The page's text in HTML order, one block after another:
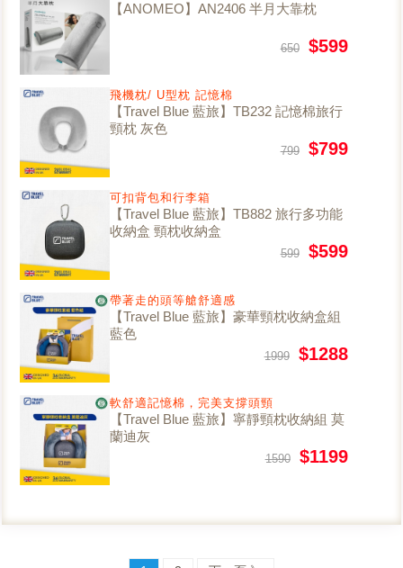
【ANOMEO】AN2406 半月大靠枕
650 $599
飛機枕/ U型枕 記憶棉
【Travel Blue 藍旅】TB232 記憶棉旅行
頸枕 灰色
799 $799
可扣背包和行李箱
【Travel Blue 藍旅】TB882 旅行多功能
收納盒 頸枕收納盒
599 $599
帶著走的頭等艙舒適感
【Travel Blue 藍旅】豪華頸枕收納盒組
藍色
1999 $1288
軟舒適記憶棉，完美支撐頭頸
【Travel Blue 藍旅】寧靜頸枕收納組 莫
蘭迪灰
1590 $1199